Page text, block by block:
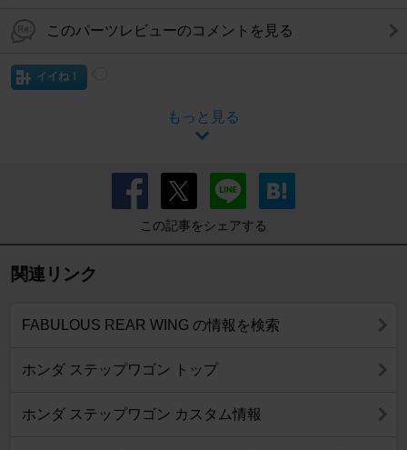
このパーツレビューのコメントを見る
イイね！
もっと見る
この記事をシェアする
関連リンク
FABULOUS REAR WING の情報を検索
ホンダ ステップワゴン トップ
ホンダ ステップワゴン カスタム情報